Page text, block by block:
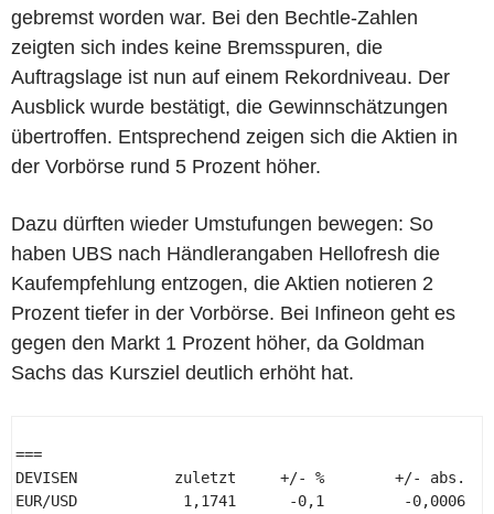
gebremst worden war. Bei den Bechtle-Zahlen
zeigten sich indes keine Bremsspuren, die
Auftragslage ist nun auf einem Rekordniveau. Der
Ausblick wurde bestätigt, die Gewinnschätzungen
übertroffen. Entsprechend zeigen sich die Aktien in
der Vorbörse rund 5 Prozent höher.
Dazu dürften wieder Umstufungen bewegen: So
haben UBS nach Händlerangaben Hellofresh die
Kaufempfehlung entzogen, die Aktien notieren 2
Prozent tiefer in der Vorbörse. Bei Infineon geht es
gegen den Markt 1 Prozent höher, da Goldman
Sachs das Kursziel deutlich erhöht hat.
===
DEVISEN           zuletzt     +/- %        +/- abs.
EUR/USD            1,1741      -0,1         -